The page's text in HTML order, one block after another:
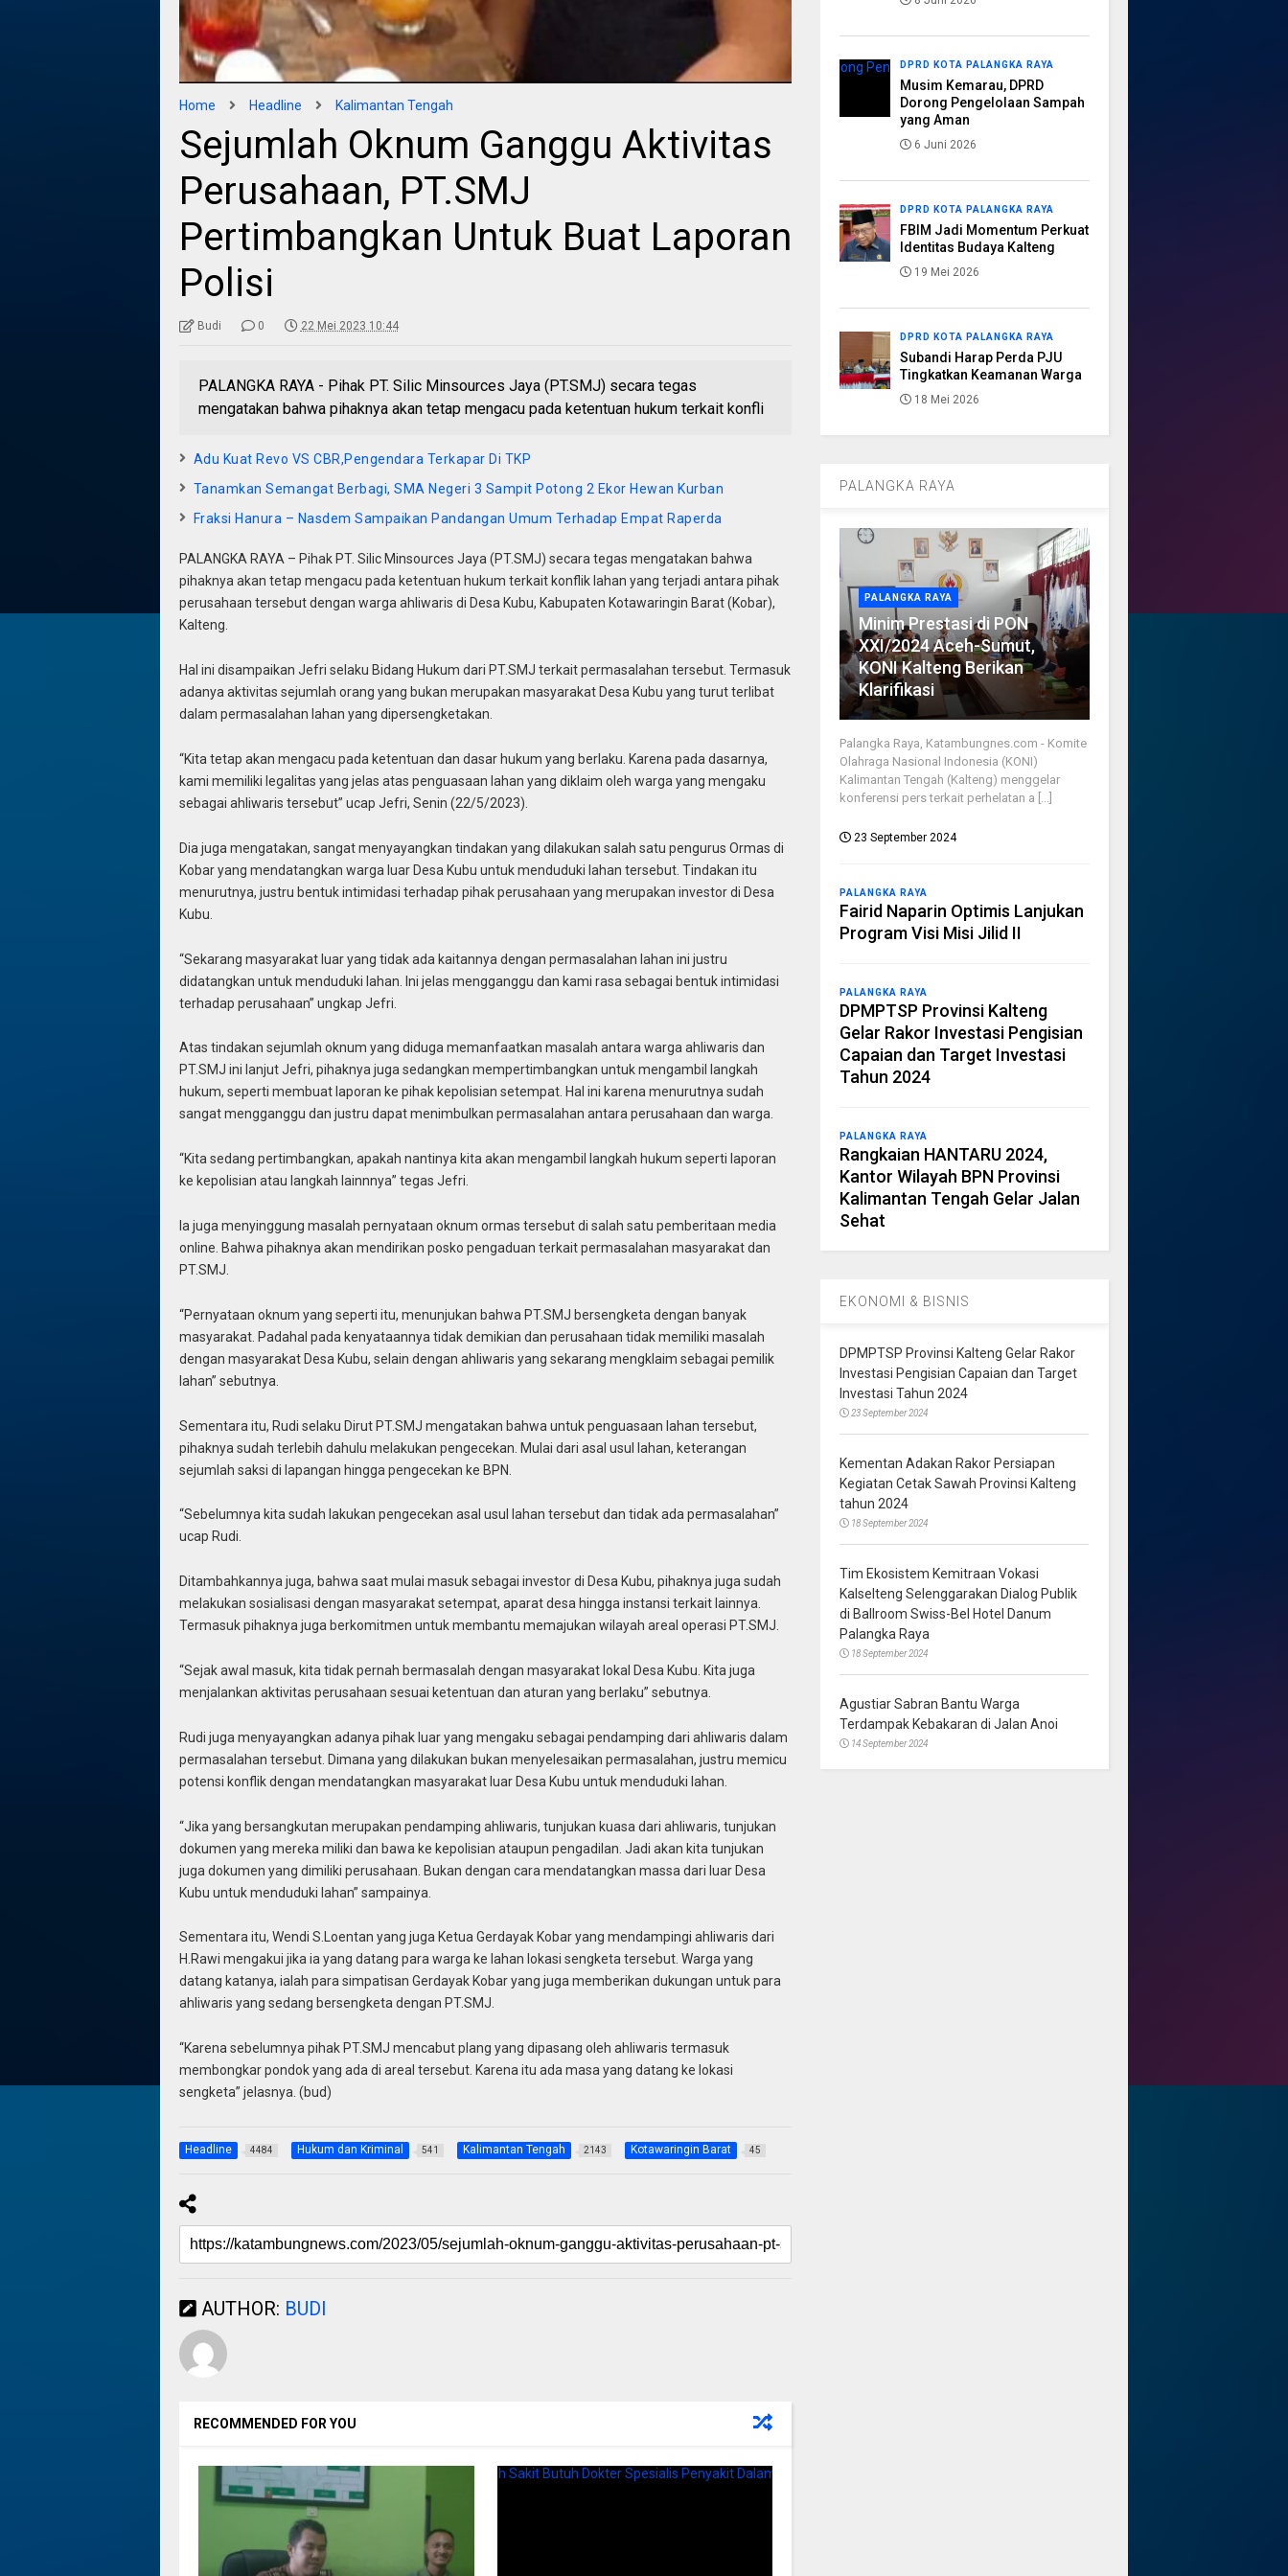
Home Headline Kalimantan Tengah
Sejumlah Oknum Ganggu Aktivitas
Perusahaan, PT.SMJ
Pertimbangkan Untuk Buat Laporan
Polisi
Budi 0 22 Mei 2023 10:44
PALANGKA RAYA - Pihak PT. Silic Minsources Jaya (PT.SMJ) secara tegas
mengatakan bahwa pihaknya akan tetap mengacu pada ketentuan hukum terkait konfli
Adu Kuat Revo VS CBR,Pengendara Terkapar Di TKP
Tanamkan Semangat Berbagi, SMA Negeri 3 Sampit Potong 2 Ekor Hewan Kurban
Fraksi Hanura – Nasdem Sampaikan Pandangan Umum Terhadap Empat Raperda
PALANGKA RAYA – Pihak PT. Silic Minsources Jaya (PT.SMJ) secara tegas mengatakan bahwa
pihaknya akan tetap mengacu pada ketentuan hukum terkait konflik lahan yang terjadi antara pihak
perusahaan tersebut dengan warga ahliwaris di Desa Kubu, Kabupaten Kotawaringin Barat (Kobar),
Kalteng.
Hal ini disampaikan Jefri selaku Bidang Hukum dari PT.SMJ terkait permasalahan tersebut. Termasuk
adanya aktivitas sejumlah orang yang bukan merupakan masyarakat Desa Kubu yang turut terlibat
dalam permasalahan lahan yang dipersengketakan.
“Kita tetap akan mengacu pada ketentuan dan dasar hukum yang berlaku. Karena pada dasarnya,
kami memiliki legalitas yang jelas atas penguasaan lahan yang diklaim oleh warga yang mengaku
sebagai ahliwaris tersebut” ucap Jefri, Senin (22/5/2023).
Dia juga mengatakan, sangat menyayangkan tindakan yang dilakukan salah satu pengurus Ormas di
Kobar yang mendatangkan warga luar Desa Kubu untuk menduduki lahan tersebut. Tindakan itu
menurutnya, justru bentuk intimidasi terhadap pihak perusahaan yang merupakan investor di Desa
Kubu.
“Sekarang masyarakat luar yang tidak ada kaitannya dengan permasalahan lahan ini justru
didatangkan untuk menduduki lahan. Ini jelas mengganggu dan kami rasa sebagai bentuk intimidasi
terhadap perusahaan” ungkap Jefri.
Atas tindakan sejumlah oknum yang diduga memanfaatkan masalah antara warga ahliwaris dan
PT.SMJ ini lanjut Jefri, pihaknya juga sedangkan mempertimbangkan untuk mengambil langkah
hukum, seperti membuat laporan ke pihak kepolisian setempat. Hal ini karena menurutnya sudah
sangat mengganggu dan justru dapat menimbulkan permasalahan antara perusahaan dan warga.
“Kita sedang pertimbangkan, apakah nantinya kita akan mengambil langkah hukum seperti laporan
ke kepolisian atau langkah lainnnya” tegas Jefri.
Ia juga menyinggung masalah pernyataan oknum ormas tersebut di salah satu pemberitaan media
online. Bahwa pihaknya akan mendirikan posko pengaduan terkait permasalahan masyarakat dan
PT.SMJ.
“Pernyataan oknum yang seperti itu, menunjukan bahwa PT.SMJ bersengketa dengan banyak
masyarakat. Padahal pada kenyataannya tidak demikian dan perusahaan tidak memiliki masalah
dengan masyarakat Desa Kubu, selain dengan ahliwaris yang sekarang mengklaim sebagai pemilik
lahan” sebutnya.
Sementara itu, Rudi selaku Dirut PT.SMJ mengatakan bahwa untuk penguasaan lahan tersebut,
pihaknya sudah terlebih dahulu melakukan pengecekan. Mulai dari asal usul lahan, keterangan
sejumlah saksi di lapangan hingga pengecekan ke BPN.
“Sebelumnya kita sudah lakukan pengecekan asal usul lahan tersebut dan tidak ada permasalahan”
ucap Rudi.
Ditambahkannya juga, bahwa saat mulai masuk sebagai investor di Desa Kubu, pihaknya juga sudah
melakukan sosialisasi dengan masyarakat setempat, aparat desa hingga instansi terkait lainnya.
Termasuk pihaknya juga berkomitmen untuk membantu memajukan wilayah areal operasi PT.SMJ.
“Sejak awal masuk, kita tidak pernah bermasalah dengan masyarakat lokal Desa Kubu. Kita juga
menjalankan aktivitas perusahaan sesuai ketentuan dan aturan yang berlaku” sebutnya.
Rudi juga menyayangkan adanya pihak luar yang mengaku sebagai pendamping dari ahliwaris dalam
permasalahan tersebut. Dimana yang dilakukan bukan menyelesaikan permasalahan, justru memicu
potensi konflik dengan mendatangkan masyarakat luar Desa Kubu untuk menduduki lahan.
“Jika yang bersangkutan merupakan pendamping ahliwaris, tunjukan kuasa dari ahliwaris, tunjukan
dokumen yang mereka miliki dan bawa ke kepolisian ataupun pengadilan. Jadi akan kita tunjukan
juga dokumen yang dimiliki perusahaan. Bukan dengan cara mendatangkan massa dari luar Desa
Kubu untuk menduduki lahan” sampainya.
Sementara itu, Wendi S.Loentan yang juga Ketua Gerdayak Kobar yang mendampingi ahliwaris dari
H.Rawi mengakui jika ia yang datang para warga ke lahan lokasi sengketa tersebut. Warga yang
datang katanya, ialah para simpatisan Gerdayak Kobar yang juga memberikan dukungan untuk para
ahliwaris yang sedang bersengketa dengan PT.SMJ.
“Karena sebelumnya pihak PT.SMJ mencabut plang yang dipasang oleh ahliwaris termasuk
membongkar pondok yang ada di areal tersebut. Karena itu ada masa yang datang ke lokasi
sengketa” jelasnya. (bud)
Headline 4484 Hukum dan Kriminal 541 Kalimantan Tengah 2143 Kotawaringin Barat 45
AUTHOR: BUDI
RECOMMENDED FOR YOU
DPRD KOTA PALANGKA RAYA
Musim Kemarau, DPRD
Dorong Pengelolaan Sampah
yang Aman
6 Juni 2026
DPRD KOTA PALANGKA RAYA
FBIM Jadi Momentum Perkuat
Identitas Budaya Kalteng
19 Mei 2026
DPRD KOTA PALANGKA RAYA
Subandi Harap Perda PJU
Tingkatkan Keamanan Warga
18 Mei 2026
PALANGKA RAYA
PALANGKA RAYA
Minim Prestasi di PON
XXI/2024 Aceh-Sumut,
KONI Kalteng Berikan
Klarifikasi
Palangka Raya, Katambungnes.com - Komite
Olahraga Nasional Indonesia (KONI)
Kalimantan Tengah (Kalteng) menggelar
konferensi pers terkait perhelatan a [...]
23 September 2024
PALANGKA RAYA
Fairid Naparin Optimis Lanjukan
Program Visi Misi Jilid II
PALANGKA RAYA
DPMPTSP Provinsi Kalteng
Gelar Rakor Investasi Pengisian
Capaian dan Target Investasi
Tahun 2024
PALANGKA RAYA
Rangkaian HANTARU 2024,
Kantor Wilayah BPN Provinsi
Kalimantan Tengah Gelar Jalan
Sehat
EKONOMI & BISNIS
DPMPTSP Provinsi Kalteng Gelar Rakor
Investasi Pengisian Capaian dan Target
Investasi Tahun 2024
23 September 2024
Kementan Adakan Rakor Persiapan
Kegiatan Cetak Sawah Provinsi Kalteng
tahun 2024
18 September 2024
Tim Ekosistem Kemitraan Vokasi
Kalselteng Selenggarakan Dialog Publik
di Ballroom Swiss-Bel Hotel Danum
Palangka Raya
18 September 2024
Agustiar Sabran Bantu Warga
Terdampak Kebakaran di Jalan Anoi
14 September 2024